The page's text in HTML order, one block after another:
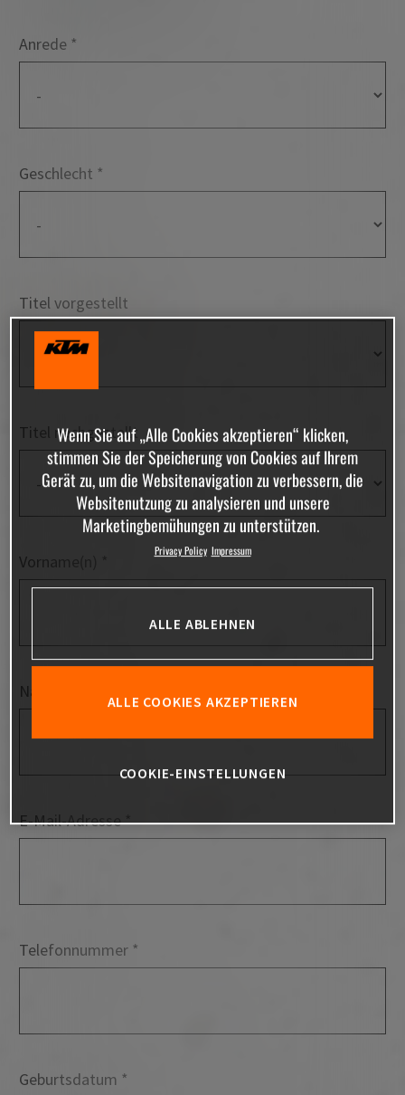
Persönliche Daten
Anrede
Geschlecht
Titel vorgestellt
Titel nachgestellt
Vorname(n)
Nachname(n)
E-Mail-Adresse
Telefonnummer
Geburtsdatum
Wenn Sie auf „Alle Cookies akzeptieren“ klicken,
stimmen Sie der Speicherung von Cookies auf Ihrem
Gerät zu, um die Websitenavigation zu verbessern, die
Websitenutzung zu analysieren und unsere
Marketingbemühungen zu unterstützen.
Privacy Policy Impressum
ALLE ABLEHNEN
ALLE COOKIES AKZEPTIEREN
COOKIE-EINSTELLUNGEN